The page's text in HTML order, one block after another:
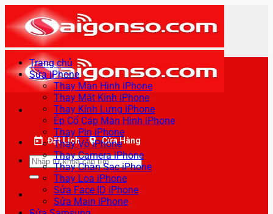
qua
nội
dung
Đặt Lịch Cửa Hàng
Tìm
kiếm:
Trang chủ
Sửa iPhone
Thay Màn Hình iPhone
Thay Mặt Kính iPhone
Thay Kính Lưng iPhone
Ép Cổ Cáp Màn Hình iPhone
Thay Pin iPhone
Thay Vỏ iPhone
Thay Camera iPhone
Thay Chân Sạc iPhone
Thay Loa iPhone
Sửa Face ID iPhone
Sửa Main iPhone